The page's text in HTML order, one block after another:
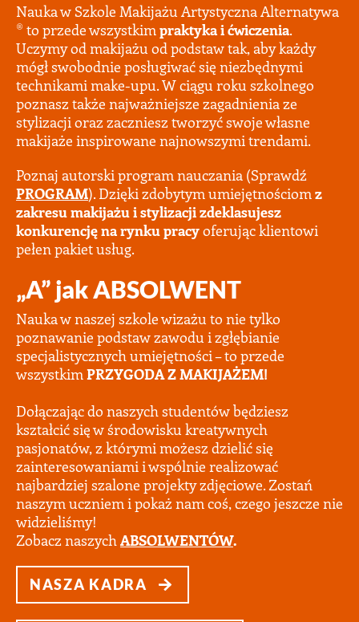
Nauka w Szkole Makijażu Artystyczna Alternatywa
® to przede wszystkimpraktyka i ćwiczenia.
Uczymy od makijażu od podstaw tak, aby każdy
mógł swobodnie posługiwać się niezbędnymi
technikami make-upu. W ciągu roku szkolnego
poznasz także najważniejsze zagadnienia ze
stylizacji oraz zaczniesz tworzyć swoje własne
makijaże inspirowane najnowszymi trendami.
Poznaj autorski program nauczania (Sprawdź
PROGRAM). Dzięki zdobytym umiejętnościomz
zakresu makijażu i stylizacji zdeklasujesz
konkurencję na rynku pracyoferując klientowi
pełen pakiet usług.
„A” jak ABSOLWENT
Nauka w naszej szkole wizażu to nie tylko
poznawanie podstaw zawodu i zgłębianie
specjalistycznych umiejętności – to przede
wszystkimPRZYGODA Z MAKIJAŻEM!
Dołączając do naszych studentów będziesz
kształcić się w środowisku kreatywnych
pasjonatów, z którymi możesz dzielić się
zainteresowaniami i wspólnie realizować
najbardziej szalone projekty zdjęciowe. Zostań
naszym uczniem i pokaż nam coś, czego jeszcze nie
widzieliśmy!
Zobacz naszychABSOLWENTÓW.
NASZA KADRA